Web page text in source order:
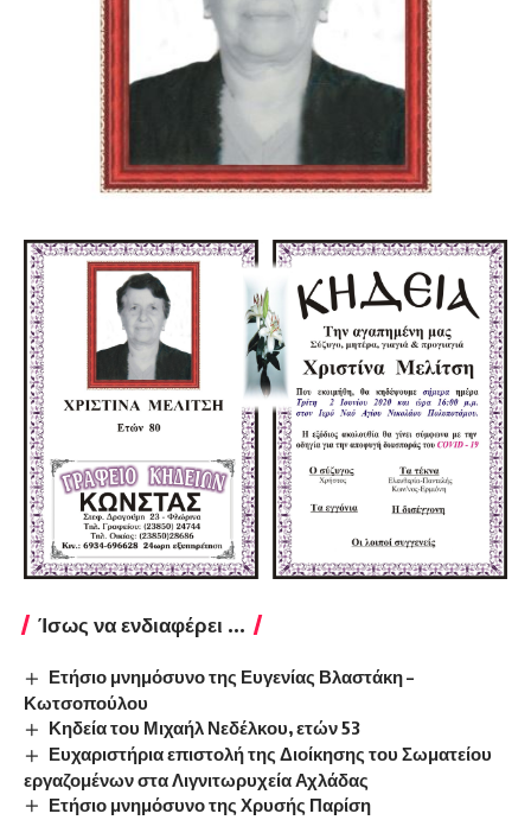
Ίσως να ενδιαφέρει ...
Ετήσιο μνημόσυνο της Ευγενίας Βλαστάκη –
Κωτσοπούλου
Κηδεία του Μιχαήλ Νεδέλκου, ετών 53
Ευχαριστήρια επιστολή της Διοίκησης του Σωματείου
εργαζομένων στα Λιγνιτωρυχεία Αχλάδας
Ετήσιο μνημόσυνο της Χρυσής Παρίση